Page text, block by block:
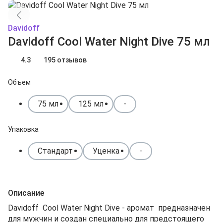
Davidoff
Davidoff Cool Water Night Dive 75 мл
4.3 195 отзывов
Объем
75 мл 125 мл -
Упаковка
Стандарт Уценка -
Описание
Davidoff Cool Water Night Dive - аромат предназначен
для мужчин и создан специально для предстоящего